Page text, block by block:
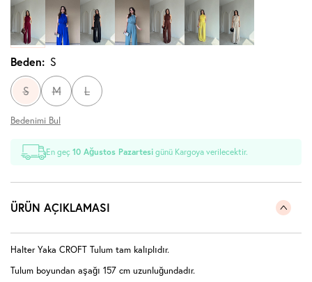
Beden: S
S M L
Bedenimi Bul
En geç10 Ağustos Pazartesi günü Kargoya verilecektir.
ÜRÜN AÇIKLAMASI
Halter Yaka CROFT Tulum tam kalıplıdır.
Tulum boyundan aşağı 157 cm uzunluğundadır.